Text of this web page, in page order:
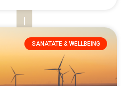
SANATATE & WELLBEING